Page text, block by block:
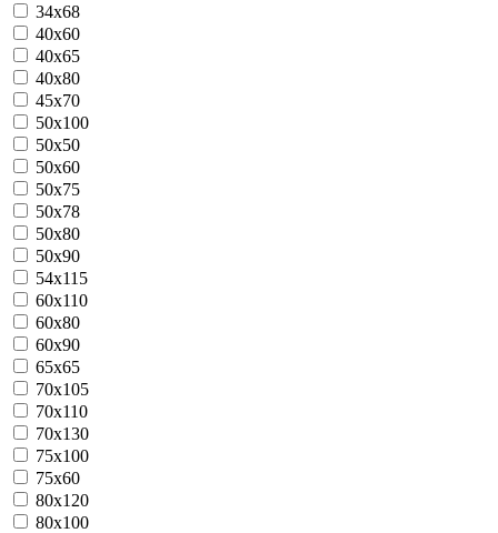
34x68
40x60
40x65
40x80
45x70
50x100
50x50
50x60
50x75
50x78
50x80
50x90
54x115
60x110
60x80
60x90
65x65
70x105
70x110
70x130
75x100
75x60
80x120
80х100